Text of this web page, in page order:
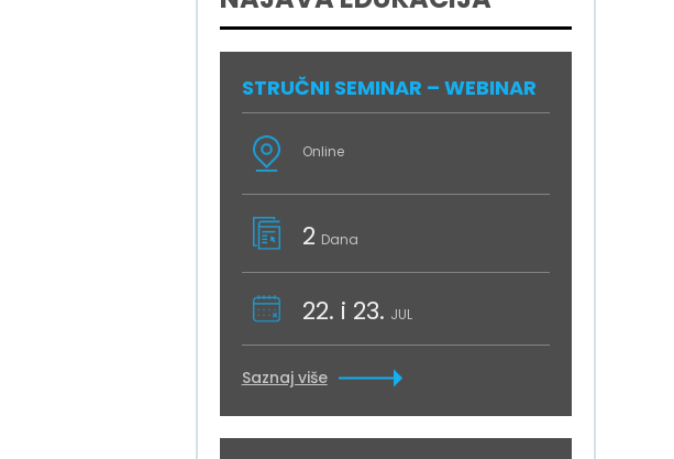
STRUČNI SEMINAR – WEBINAR
Online
2 Dana
22. i 23. JUL
Saznaj više